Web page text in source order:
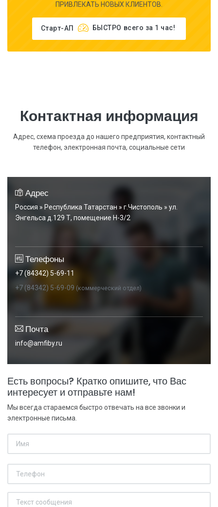
ПРИВЛЕКАТЬ НОВЫХ КЛИЕНТОВ.
Старт-АП БЫСТРО всего за 1 час!
Контактная информация
Адрес, схема проезда до нашего предприятия, контактный
телефон, электронная почта, социальные сети
Адрес
Россия » Республика Татарстан » г.Чистополь » ул.
Энгельса д.129 Т, помещение Н-3/2
Телефоны
+7 (84342) 5-69-11
+7 (84342) 5-69-09 (коммерческий отдел)
Почта
info@amfiby.ru
Есть вопросы? Кратко опишите, что Вас
интересует и отправьте нам!
Мы всегда стараемся быстро отвечать на все звонки и
электронные письма.